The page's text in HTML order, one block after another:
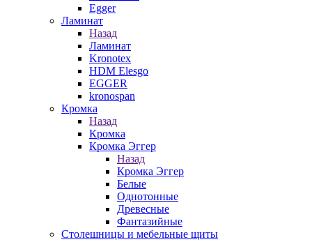
Egger
Ламинат
Назад
Ламинат
Kronotex
HDM Elesgo
EGGER
kronospan
Кромка
Назад
Кромка
Кромка Эггер
Назад
Кромка Эггер
Белые
Однотонные
Древесные
Фантазийные
Столешницы и мебельные щиты